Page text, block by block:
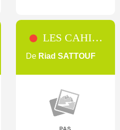
LES CAHIERS D'ESTHER [SAISON 3]
De Riad SATTOUF